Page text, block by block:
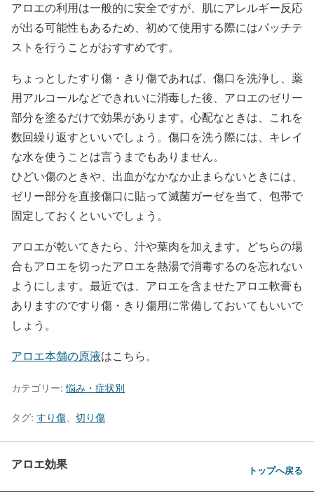
アロエの利用は一般的に安全ですが、肌にアレルギー反応
が出る可能性もあるため、初めて使用する際にはパッチテ
ストを行うことがおすすめです。
ちょっとしたすり傷・きり傷であれば、傷口を洗浄し、薬
用アルコールなどできれいに消毒した後、アロエのゼリー
部分を塗るだけで効果があります。心配なときは、これを
数回繰り返すといいでしょう。傷口を洗う際には、キレイ
な水を使うことは言うまでもありません。
ひどい傷のときや、出血がなかなか止まらないときには、
ゼリー部分を直接傷口に貼って滅菌ガーゼを当て、包帯で
固定しておくといいでしょう。
アロエが乾いてきたら、汁や葉肉を加えます。どちらの場
合もアロエを切ったアロエを熱湯で消毒するのを忘れない
ようにします。最近では、アロエを含ませたアロエ軟膏も
ありますのですり傷・きり傷用に常備しておいてもいいで
しょう。
アロエ本舗の原液はこちら。
カテゴリー:悩み・症状別
タグ: すり傷 切り傷
アロエ効果 トップへ戻る